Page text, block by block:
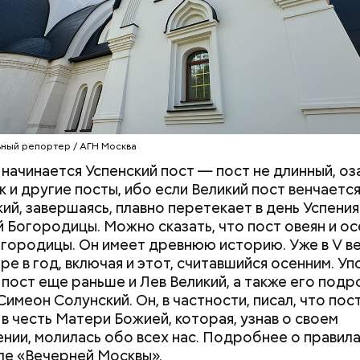
репортер / АГН Москва
начинается Успенский пост — пост не длинный,
и другие посты, ибо если Великий пост
завершаясь, плавно перетекает в день Успения
Богородицы. Можно сказать, что пост овеян и
Он имеет древнюю историю. Уже в V
в год, включая и этот, считавшийся осенним.
пост еще раньше и Лев Великий, а также его
Солунский. Он, в частности, писал, что
честь Матери Божией, которая, узнав о своем
молилась обо всех нас. Подробнее о
«Вечерней Москвы».
мед, но и совершают чин водоосвящения —
источники.
— Яблочный Спас. В церкви освящают яблоки,
после окончания Успенского поста наступает
— 29 августа. Иначе его называют Хлебным
по времени он совпадает с окончанием жатвы.
популярные в 1980-е годы шпионские триллеры и
мелодрамы многих поставила в тупик из-за
диверсионности» — представители
в фильме как фашистские оккупанты, якобы
с подпольным движением во Франции.
исполнившему все вокальные партии,
известность.